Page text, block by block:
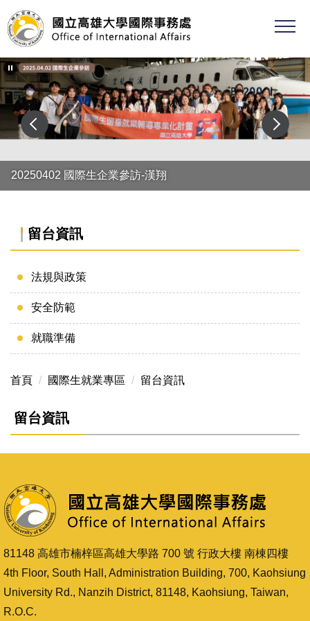
跳
到
主
要
內
容
區
20250402 國際生企業參訪-漢翔
留台資訊
法規與政策
安全防範
就職準備
首頁 國際生就業專區 留台資訊
留台資訊
81148 高雄市楠梓區高雄大學路 700 號 行政大樓 南棟四樓
4th Floor, South Hall, Administration Building, 700, Kaohsiung
University Rd., Nanzih District, 81148, Kaohsiung, Taiwan,
R.O.C.